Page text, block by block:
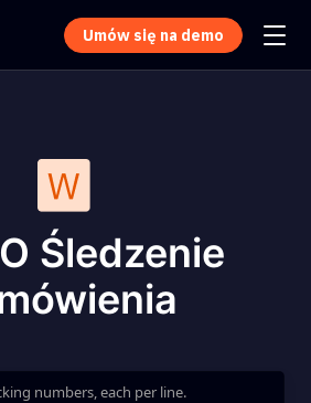
Umów się na demo
Śledzenie
numbers, each per line.